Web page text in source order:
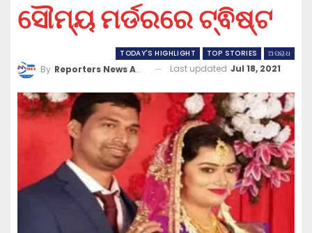
ସୌମ୍ୟ ମର୍ଡରରେ ଟ୍ଵିଷ୍ଟ
TODAY'S HIGHLIGHT TOP STORIES ଅପରାଧ
By Reporters News Agency Last updated Jul 18, 2021